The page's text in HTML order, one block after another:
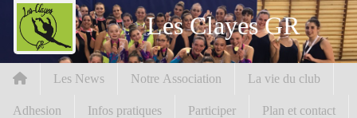
Les Clayes GR
Les News Notre Association La vie du club
Adhesion Infos pratiques Participer Plan et contact
Panneau de gestion des cookies